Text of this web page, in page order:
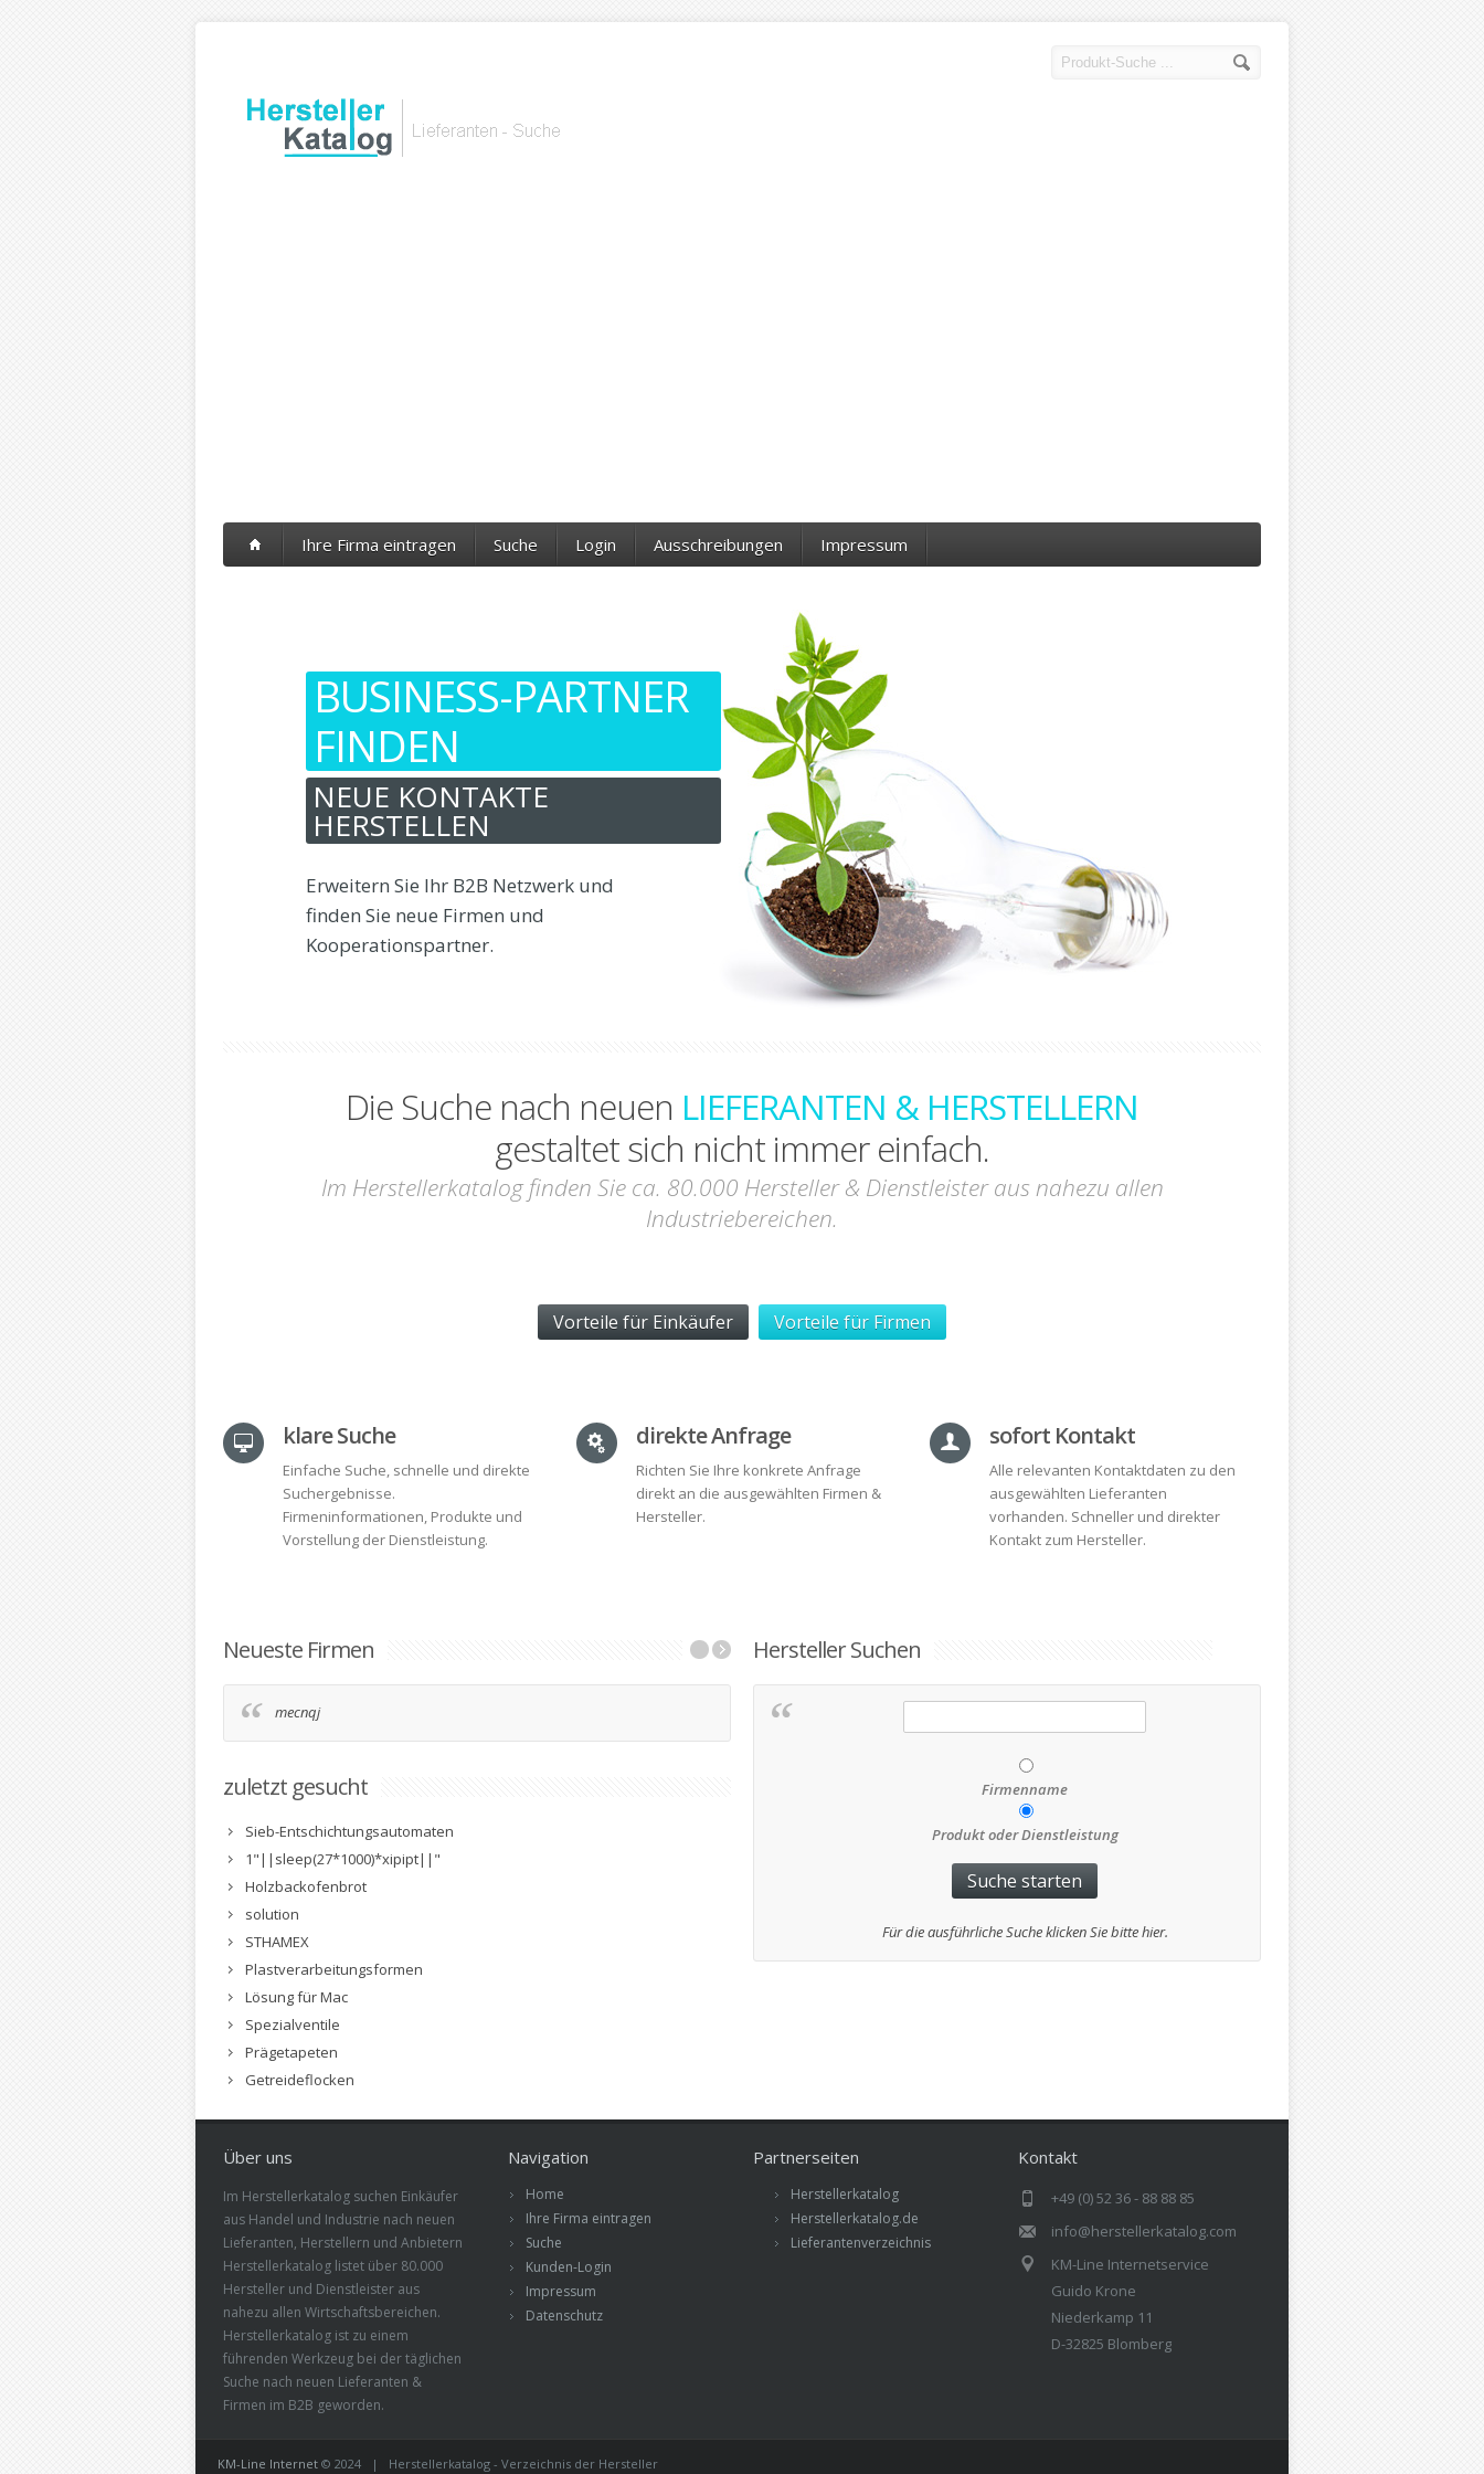
Ihre Firma eintragen Suche Login Ausschreibungen Impressum
BUSINESS-PARTNER
FINDEN
NEUE KONTAKTE
HERSTELLEN
Erweitern Sie Ihr B2B Netzwerk und
finden Sie neue Firmen und
Kooperationspartner.
Die Suche nach neuen LIEFERANTEN & HERSTELLERN
gestaltet sich nicht immer einfach.
Im Herstellerkatalog finden Sie ca. 80.000 Hersteller & Dienstleister aus nahezu allen
Industriebereichen.
Vorteile für Einkäufer Vorteile für Firmen
klare Suche
Einfache Suche, schnelle und direkte
Suchergebnisse.
Firmeninformationen, Produkte und
Vorstellung der Dienstleistung.
direkte Anfrage
Richten Sie Ihre konkrete Anfrage
direkt an die ausgewählten Firmen &
Hersteller.
sofort Kontakt
Alle relevanten Kontaktdaten zu den
ausgewählten Lieferanten
vorhanden. Schneller und direkter
Kontakt zum Hersteller.
Neueste Firmen
mecnqj
zuletzt gesucht
Sieb-Entschichtungsautomaten
1"||sleep(27*1000)*xipipt||"
Holzbackofenbrot
solution
STHAMEX
Plastverarbeitungsformen
Lösung für Mac
Spezialventile
Prägetapeten
Getreideflocken
Hersteller Suchen
Firmenname
Produkt oder Dienstleistung
Für die ausführliche Suche klicken Sie bitte hier.
Über uns
Im Herstellerkatalog suchen Einkäufer
aus Handel und Industrie nach neuen
Lieferanten, Herstellern und Anbietern
Herstellerkatalog listet über 80.000
Hersteller und Dienstleister aus
nahezu allen Wirtschaftsbereichen.
Herstellerkatalog ist zu einem
führenden Werkzeug bei der täglichen
Suche nach neuen Lieferanten &
Firmen im B2B geworden.
Navigation
Home
Ihre Firma eintragen
Suche
Kunden-Login
Impressum
Datenschutz
Partnerseiten
Herstellerkatalog
Herstellerkatalog.de
Lieferantenverzeichnis
Kontakt
+49 (0) 52 36 - 88 88 85
info@herstellerkatalog.com
KM-Line Internetservice
Guido Krone
Niederkamp 11
D-32825 Blomberg
KM-Line Internet © 2024 | Herstellerkatalog - Verzeichnis der Hersteller